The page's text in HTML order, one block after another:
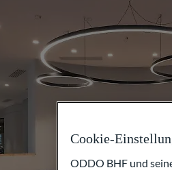
Cookie-
ODDO BHF und